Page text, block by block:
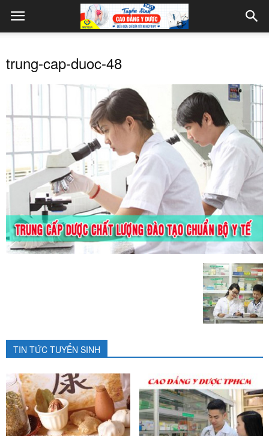
trung-cap-duoc-48
TIN TỨC TUYỂN SINH